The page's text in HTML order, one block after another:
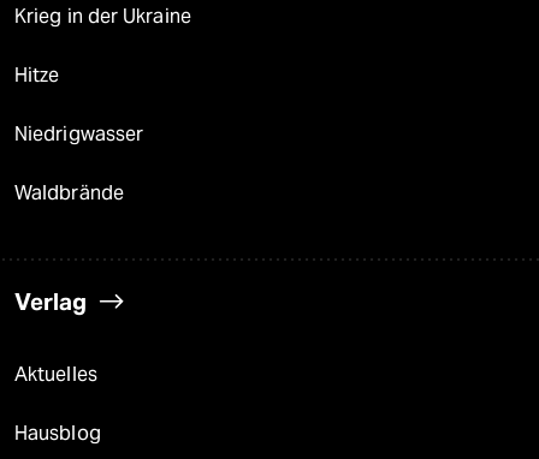
Krieg in der Ukraine
Hitze
Niedrigwasser
Waldbrände
Verlag
Aktuelles
Hausblog